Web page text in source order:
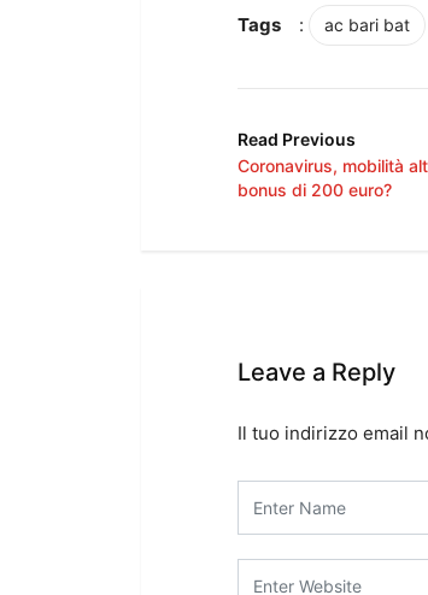
Tags : ac bari bat
Read Previous
Coronavirus, mobilità
bonus di 200 euro?
Leave a Reply
Il tuo indirizzo email